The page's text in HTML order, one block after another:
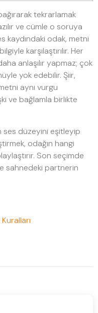
tekrarlamak
ve cümle o soruya
kaydındaki odak, metni
karşılaştırılır. Her
anlaşılır yapmaz; çok
yok edebilir. Şiir,
aynı vurgu
ve bağlamla birlikte
ses düzeyini eşitleyip
odağın hangi
Son seçimde
sahnedeki partnerin